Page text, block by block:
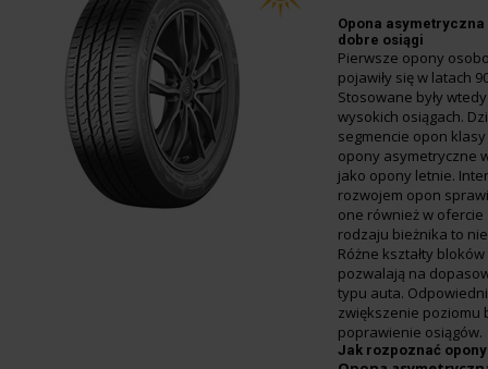
Opona
dobre osiągi
Pierwsze opony
pojawiły się w latach
Stosowane były
wysokich osiągach.
segmencie opon
opony asymetryczne
jako opony letnie.
rozwojem opon
one również w ofercie
rodzaju bieżnika to
Różne kształty
pozwalają na
typu auta.
zwiększenie poziomu
poprawienie osiągów.
Jak rozpoznać